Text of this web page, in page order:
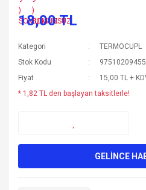
18,00 TL
Kategori
TERMOCUPL
Stok Kodu
Fiyat
15,00 TL +
* 1,82 TL den başlayan taksitlerle!
GELİNCE